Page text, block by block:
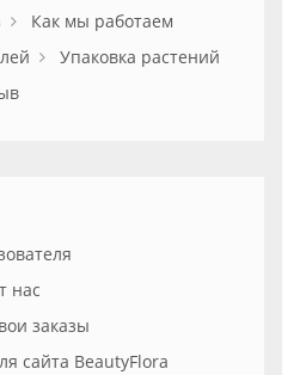
Как мы работаем
Упаковка растений
нас
заказы
сайта BeautyFlora